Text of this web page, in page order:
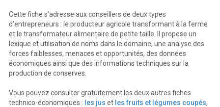
Cette fiche s’adresse aux conseillers de deux types
d’entrepreneurs : le producteur agricole transformant à la ferme
et le transformateur alimentaire de petite taille. Il propose un
lexique et utilisation de noms dans le domaine, une analyse des
forces faiblesses, menaces et opportunités, des données
économiques ainsi que des informations techniques sur la
production de conserves.
Vous pouvez consulter gratuitement les deux autres fiches
technico-économiques : les jus et les fruits et légumes coupés,